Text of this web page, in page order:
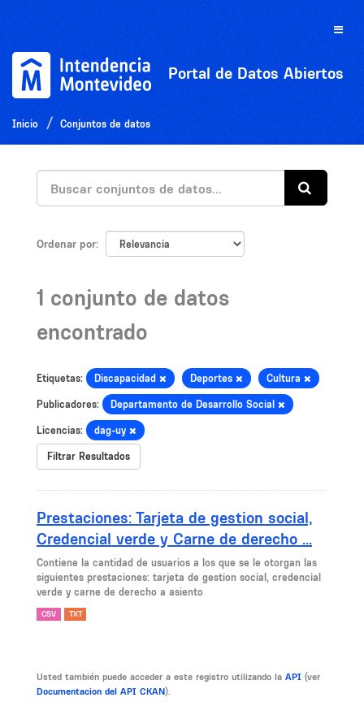
Toggle
Portal de Datos Abiertos
Inicio Conjuntos de datos
Ordenar por
1 conjunto de datos
encontrado
Etiquetas: Discapacidad Deportes Cultura
Publicadores: Departamento de Desarrollo Social
Licencias: dag-uy
Filtrar Resultados
Prestaciones: Tarjeta de gestion social,
Credencial verde y Carne de derecho ...
Contiene la cantidad de usuarios a los que se le otorgan las
siguientes prestaciones: tarjeta de gestion social, credencial
verde y carne de derecho a asiento
CSV TXT
Usted también puede acceder a este registro utilizando la API (ver
Documentacion del API CKAN).